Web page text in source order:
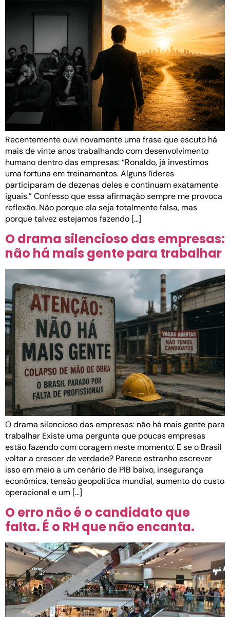
Recentemente ouvi novamente uma frase que escuto há
mais de vinte anos trabalhando com desenvolvimento
humano dentro das empresas: “Ronaldo, já investimos
uma fortuna em treinamentos. Alguns líderes
participaram de dezenas deles e continuam exatamente
iguais.” Confesso que essa afirmação sempre me provoca
reflexão. Não porque ela seja totalmente falsa, mas
porque talvez estejamos fazendo […]
O drama silencioso das empresas:
não há mais gente para trabalhar
O drama silencioso das empresas: não há mais gente para
trabalhar Existe uma pergunta que poucas empresas
estão fazendo com coragem neste momento: E se o Brasil
voltar a crescer de verdade? Parece estranho escrever
isso em meio a um cenário de PIB baixo, insegurança
econômica, tensão geopolítica mundial, aumento do custo
operacional e um […]
O erro não é o candidato que
falta. É o RH que não encanta.